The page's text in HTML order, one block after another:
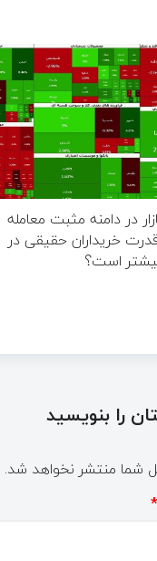
در دامنه مثبت معامله
خریداران حقیقی در
است؟
را بنویسید
شما منتشر نخواهد شد.
*